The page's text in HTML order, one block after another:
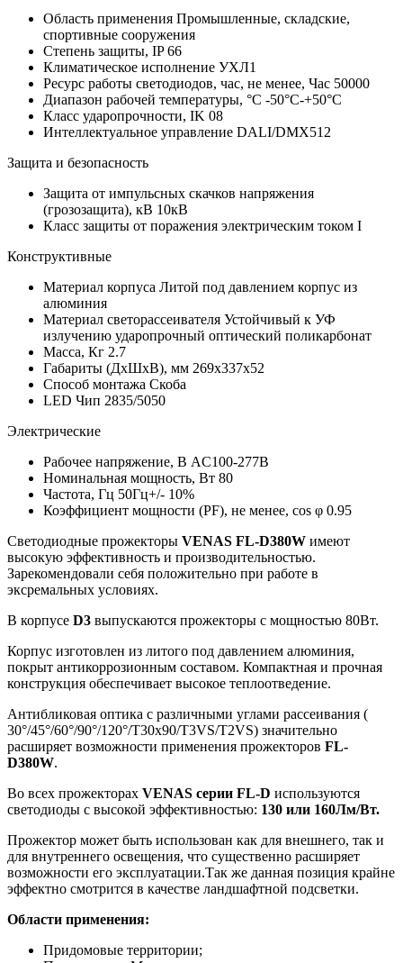
Область применения Промышленные, складские,
спортивные сооружения
Степень защиты, IP66
Климатическое исполнение УХЛ1
Ресурс работы светодиодов, час, не менее, Час 50000
Диапазон рабочей температуры, °С -50°C-+50°C
Класс ударопрочности, IK 08
Интеллектуальное управление DALI/DMX512
Защита и безопасность
Защита от импульсных скачков напряжения
(грозозащита), кВ 10кВ
Класс защиты от поражения электрическим током I
Конструктивные
Материал корпуса Литой под давлением корпус из
алюминия
Материал светорассеивателя Устойчивый к УФ
излучению ударопрочный оптический поликарбонат
Масса, Кг 2.7
Габариты (ДхШхВ), мм 269x337x52
Способ монтажа Скоба
LED Чип 2835/5050
Электрические
Рабочее напряжение, В AC100-277В
Номинальная мощность, Вт 80
Частота, Гц 50Гц+/- 10%
Коэффициент мощности (PF), не менее, cos φ 0.95
Светодиодные прожекторы VENAS FL-D380W имеют
высокую эффективность и производительностью.
Зарекомендовали себя положительно при работе в
эксремальных условиях.
В корпусе D3 выпускаются прожекторы с мощностью 80Вт.
Корпус изготовлен из литого под давлением алюминия,
покрыт антикоррозионным составом. Компактная и прочная
конструкция обеспечивает высокое теплоотведение.
Антибликовая оптика с различными углами рассеивания (
30°/45°/60°/90°/120°/T30x90/T3VS/T2VS) значительно
расширяет возможности применения прожекторов FL-
D380W.
Во всех прожекторах VENAS серии FL-D используются
светодиоды с высокой эффективностью: 130 или 160Лм/Вт.
Прожектор может быть использован как для внешнего, так и
для внутреннего освещения, что существенно расширяет
возможности его эксплуатации.Так же данная позиция крайне
эффектно смотрится в качестве ландшафтной подсветки.
Области применения:
Придомовые территории;